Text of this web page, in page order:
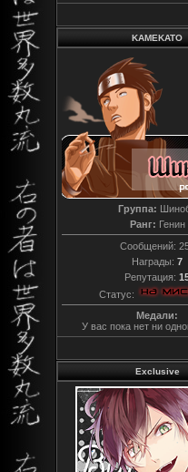
KAMEKATO
Группа:
Ранг: Генин
Сообщений:
Награды: 7
Репутация:
Статус:
Медали:
У вас пока нет ни
Exclusive